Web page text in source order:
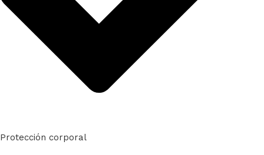
Protección corporal